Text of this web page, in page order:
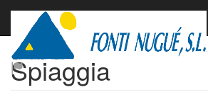
Prima Linea sulla
Spiaggia